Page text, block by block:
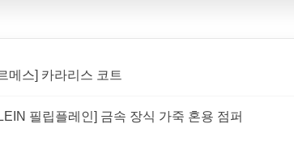
메스] 카라리스 코트
필립플레인] 금속 장식 가죽 혼용 점퍼